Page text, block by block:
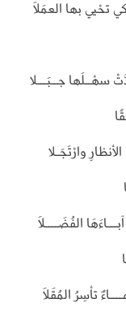
تحْيي بها العمَلاَ
سهْــلَها جــبَـــلا
وارْتَجَـلا
الفُضَــــلَا
تأسِرُ المُقَلَا